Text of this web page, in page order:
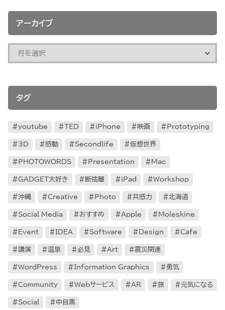
アーカイブ
タグ
youtube TED iPhone 映画 Prototyping
3D 感動 Secondlife 仮想世界
PHOTOWORDS Presentation Mac
GADGET大好き 断捨離 iPad Workshop
沖縄 Creative Photo 共感力 北海道
Social Media おすすめ Apple Moleskine
Event IDEA Software Design Cafe
講演 温泉 必見 Art 震災関連
WordPress Information Graphics 勇気
Community Webサービス AR 旅 元気になる
Social 中目黒